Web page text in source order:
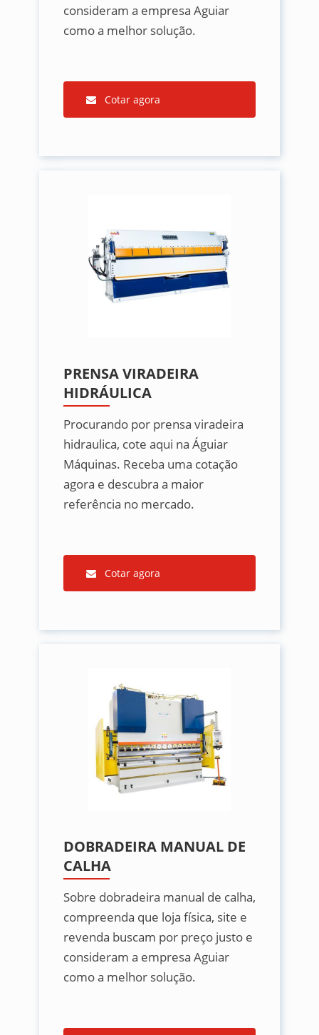
consideram a empresa Aguiar
como a melhor solução.
Cotar agora
PRENSA VIRADEIRA
HIDRÁULICA
Procurando por prensa viradeira
hidraulica, cote aqui na Águiar
Máquinas. Receba uma cotação
agora e descubra a maior
referência no mercado.
Cotar agora
DOBRADEIRA MANUAL DE
CALHA
Sobre dobradeira manual de calha,
compreenda que loja física, site e
revenda buscam por preço justo e
consideram a empresa Aguiar
como a melhor solução.